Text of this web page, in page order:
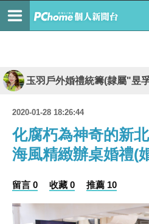
玉羽戶外婚禮統籌(隸屬"昱
2020-01-28 18:26:44
化腐朽為神奇的新
海風精緻辦桌婚禮(
留言 0 收藏 0 推薦 10